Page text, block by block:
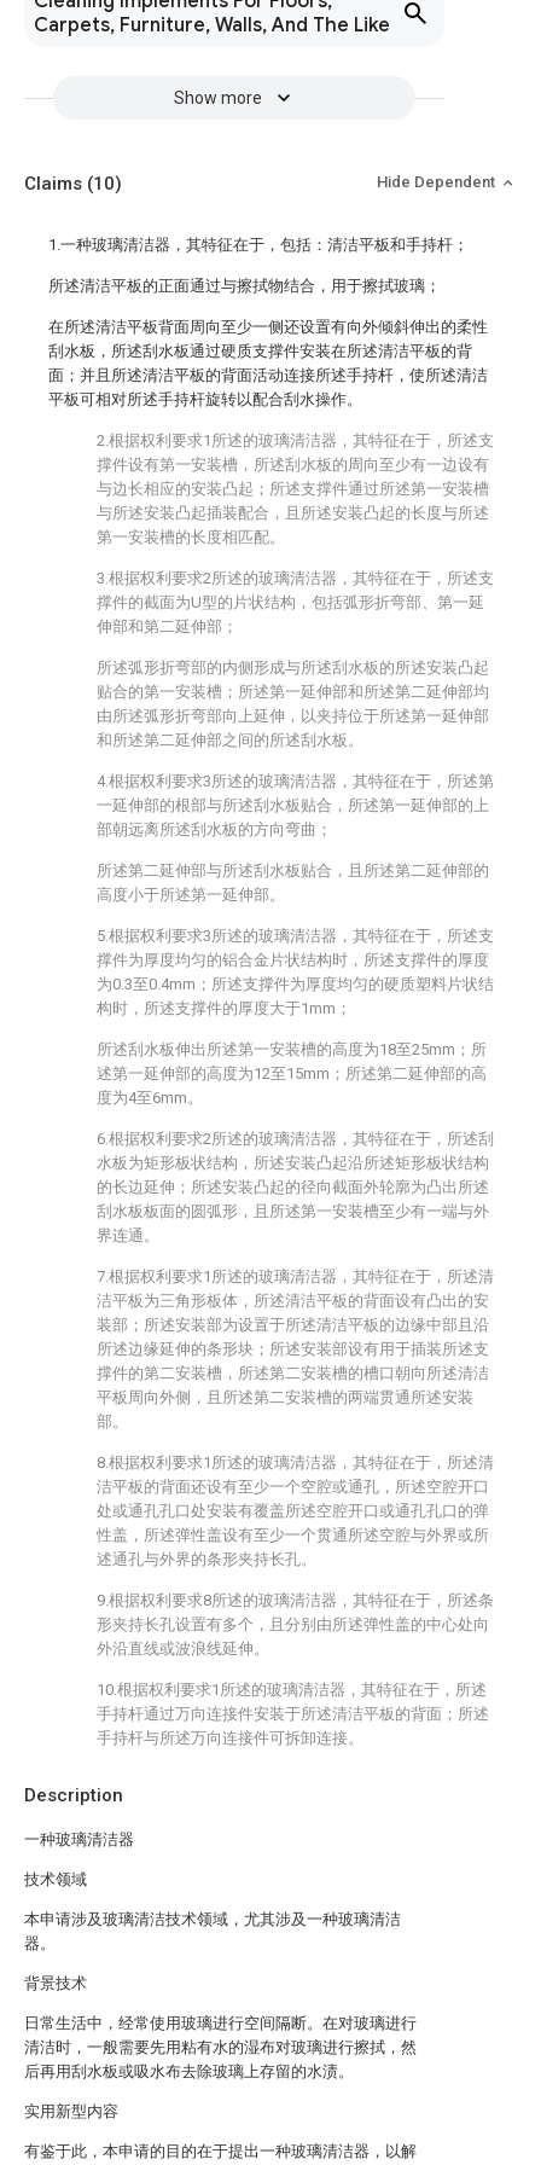
Carpets, Furniture, Walls, And The Like
Show more
Description
一种玻璃清洁器
技术领域
本申请涉及玻璃清洁技术领域，尤其涉及一种玻璃清洁
器。
背景技术
日常生活中，经常使用玻璃进行空间隔断。在对玻璃进行
清洁时，一般需要先用粘有水的湿布对玻璃进行擦拭，然
后再用刮水板或吸水布去除玻璃上存留的水渍。
实用新型内容
有鉴于此，本申请的目的在于提出一种玻璃清洁器，以解
Claims (10) Hide Dependent
1.一种玻璃清洁器，其特征在于，包括：清洁平板和手持杆；
所述清洁平板的正面通过与擦拭物结合，用于擦拭玻璃；
在所述清洁平板背面周向至少一侧还设置有向外倾斜伸出的柔性
刮水板，所述刮水板通过硬质支撑件安装在所述清洁平板的背
面；并且所述清洁平板的背面活动连接所述手持杆，使所述清洁
平板可相对所述手持杆旋转以配合刮水操作。
2.根据权利要求1所述的玻璃清洁器，其特征在于，所述支
撑件设有第一安装槽，所述刮水板的周向至少有一边设有
与边长相应的安装凸起；所述支撑件通过所述第一安装槽
与所述安装凸起插装配合，且所述安装凸起的长度与所述
第一安装槽的长度相匹配。
3.根据权利要求2所述的玻璃清洁器，其特征在于，所述支
撑件的截面为U型的片状结构，包括弧形折弯部、第一延
伸部和第二延伸部；
所述弧形折弯部的内侧形成与所述刮水板的所述安装凸起
贴合的第一安装槽；所述第一延伸部和所述第二延伸部均
由所述弧形折弯部向上延伸，以夹持位于所述第一延伸部
和所述第二延伸部之间的所述刮水板。
4.根据权利要求3所述的玻璃清洁器，其特征在于，所述第
一延伸部的根部与所述刮水板贴合，所述第一延伸部的上
部朝远离所述刮水板的方向弯曲；
所述第二延伸部与所述刮水板贴合，且所述第二延伸部的
高度小于所述第一延伸部。
5.根据权利要求3所述的玻璃清洁器，其特征在于，所述支
撑件为厚度均匀的铝合金片状结构时，所述支撑件的厚度
为0.3至0.4mm；所述支撑件为厚度均匀的硬质塑料片状结
构时，所述支撑件的厚度大于1mm；
所述刮水板伸出所述第一安装槽的高度为18至25mm；所
述第一延伸部的高度为12至15mm；所述第二延伸部的高
度为4至6mm。
6.根据权利要求2所述的玻璃清洁器，其特征在于，所述刮
水板为矩形板状结构，所述安装凸起沿所述矩形板状结构
的长边延伸；所述安装凸起的径向截面外轮廓为凸出所述
刮水板板面的圆弧形，且所述第一安装槽至少有一端与外
界连通。
7.根据权利要求1所述的玻璃清洁器，其特征在于，所述清
洁平板为三角形板体，所述清洁平板的背面设有凸出的安
装部；所述安装部为设置于所述清洁平板的边缘中部且沿
所述边缘延伸的条形块；所述安装部设有用于插装所述支
撑件的第二安装槽，所述第二安装槽的槽口朝向所述清洁
平板周向外侧，且所述第二安装槽的两端贯通所述安装
部。
8.根据权利要求1所述的玻璃清洁器，其特征在于，所述清
洁平板的背面还设有至少一个空腔或通孔，所述空腔开口
处或通孔孔口处安装有覆盖所述空腔开口或通孔孔口的弹
性盖，所述弹性盖设有至少一个贯通所述空腔与外界或所
述通孔与外界的条形夹持长孔。
9.根据权利要求8所述的玻璃清洁器，其特征在于，所述条
形夹持长孔设置有多个，且分别由所述弹性盖的中心处向
外沿直线或波浪线延伸。
10.根据权利要求1所述的玻璃清洁器，其特征在于，所述
手持杆通过万向连接件安装于所述清洁平板的背面；所述
手持杆与所述万向连接件可拆卸连接。